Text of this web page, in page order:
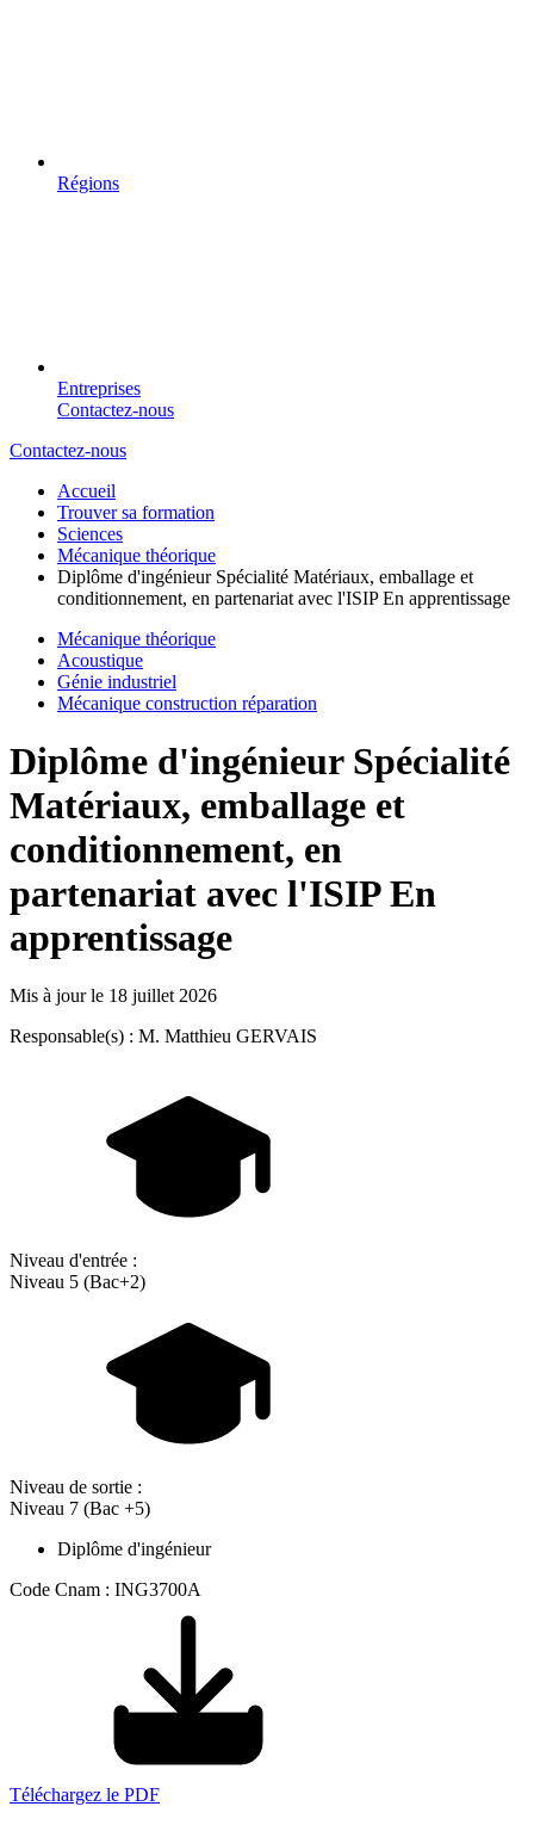
Régions
Entreprises
Contactez-nous
Contactez-nous
Accueil
Trouver sa formation
Sciences
Mécanique théorique
Diplôme d'ingénieur Spécialité Matériaux, emballage et
conditionnement, en partenariat avec l'ISIP En apprentissage
Mécanique théorique
Acoustique
Génie industriel
Mécanique construction réparation
Diplôme d'ingénieur Spécialité
Matériaux, emballage et
conditionnement, en
partenariat avec l'ISIP En
apprentissage
Mis à jour le 18 juillet 2026
Responsable(s) : M. Matthieu GERVAIS
Niveau d'entrée :
Niveau 5 (Bac+2)
Niveau de sortie :
Niveau 7 (Bac +5)
Diplôme d'ingénieur
Code Cnam : ING3700A
Téléchargez le PDF